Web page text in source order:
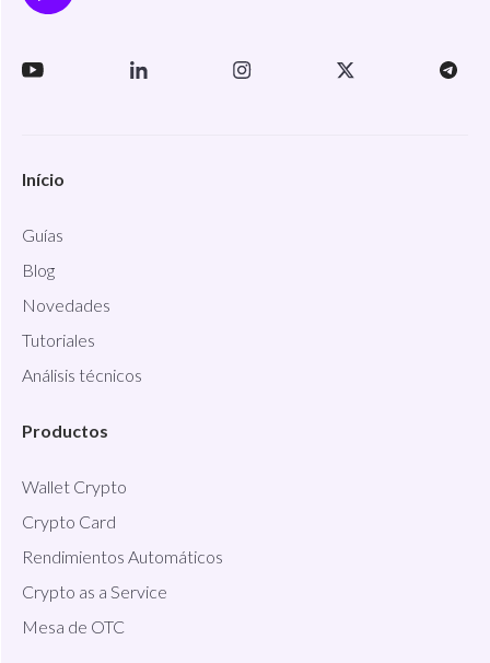
Início
Guías
Blog
Novedades
Tutoriales
Análisis técnicos
Productos
Wallet Crypto
Crypto Card
Rendimientos Automáticos
Crypto as a Service
Mesa de OTC